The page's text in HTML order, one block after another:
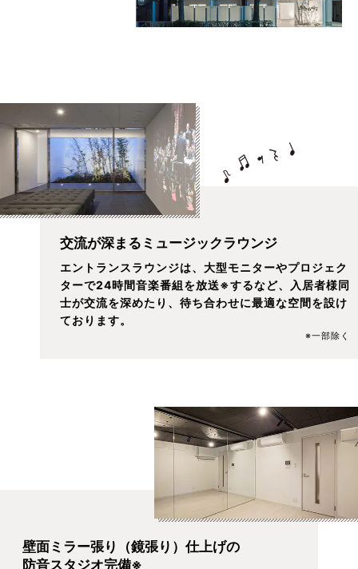
交流が深まるミュージックラウンジ
エントランスラウンジは、大型モニターやプロジェク
ターで24時間音楽番組を放送※するなど、入居者様同
士が交流を深めたり、待ち合わせに最適な空間を設け
ております。
※一部除く
壁面ミラー張り（鏡張り）仕上げの
防音スタジオ完備※